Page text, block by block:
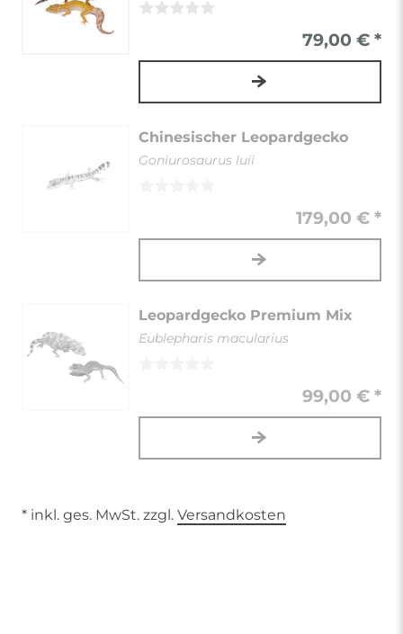
79,00 € *
Chinesischer Leopardgecko
Goniurosaurus luii
179,00 € *
Leopardgecko Premium Mix
Eublepharis macularius
99,00 € *
* inkl. ges. MwSt. zzgl. Versandkosten